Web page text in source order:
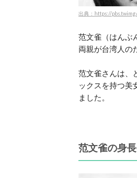
出典：https://
范文雀（はんぶ
両親が台湾人の
范文雀さんは、
ックスを持つ美
ました。
范文雀の身